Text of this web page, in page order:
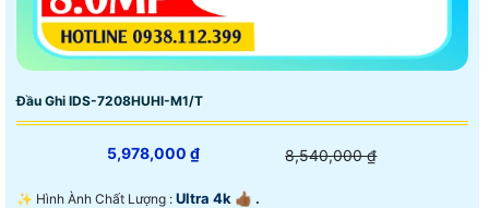
Đầu Ghi IDS-7208HUHI-M1/T
5,978,000 ₫ 8,540,000 ₫
✨ Hình Ành Chất Lượng : Ultra 4k 👍🏾 .